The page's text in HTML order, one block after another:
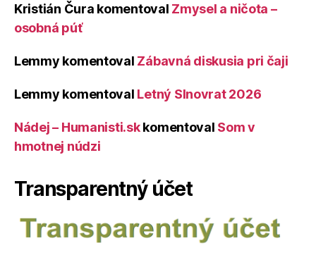
Kristián Čura komentoval Zmysel a ničota –
osobná púť
Lemmy komentoval Zábavná diskusia pri čaji
Lemmy komentoval Letný Slnovrat 2026
Nádej – Humanisti.skkomentoval Som v
hmotnej núdzi
Transparentný účet